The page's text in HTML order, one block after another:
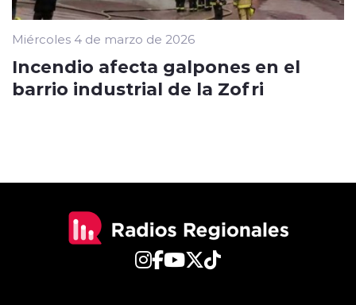
Miércoles 4 de marzo de 2026
Incendio afecta galpones en el
barrio industrial de la Zofri